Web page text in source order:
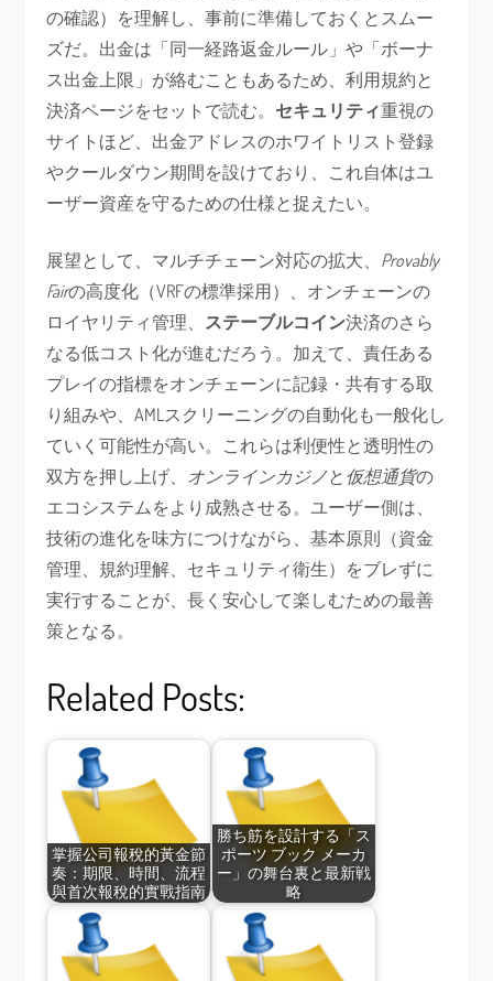
の確認）を理解し、事前に準備しておくとスムー
ズだ。出金は「同一経路返金ルール」や「ボーナ
ス出金上限」が絡むこともあるため、利用規約と
決済ページをセットで読む。 セキュリティ重視の
サイトほど、出金アドレスのホワイトリスト登録
やクールダウン期間を設けており、これ自体はユ
ーザー資産を守るための仕様と捉えたい。
展望として、マルチチェーン対応の拡大、 Provably
Fairの高度化（VRFの標準採用）、オンチェーンの
ロイヤリティ管理、 ステーブルコイン決済のさら
なる低コスト化が進むだろう。加えて、責任ある
プレイの指標をオンチェーンに記録・共有する取
り組みや、AMLスクリーニングの自動化も一般化し
ていく可能性が高い。これらは利便性と透明性の
双方を押し上げ、 オンラインカジノと 仮想通貨の
エコシステムをより成熟させる。ユーザー側は、
技術の進化を味方につけながら、基本原則（資金
管理、規約理解、セキュリティ衛生）をブレずに
実行することが、長く安心して楽しむための最善
策となる。
Related Posts:
掌握公司報稅的黃金節
奏：期限、時間、流程
與首次報稅的實戰指南
勝ち筋を設計する「ス
ポーツ ブック メーカ
ー」の舞台裏と最新戦
略